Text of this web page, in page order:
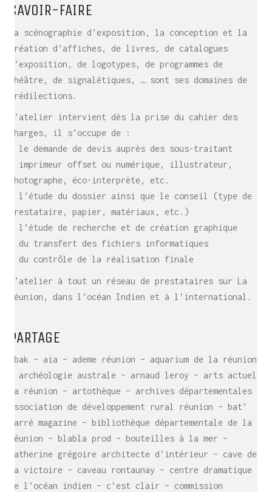
SAVOIR-FAIRE
La scénographie d’exposition, la conception et la
création d’affiches, de livres, de catalogues
d’exposition, de logotypes, de programmes de
théâtre, de signalétiques, … sont ses domaines de
prédilections.
L’atelier intervient dès la prise du cahier des
charges, il s’occupe de :
– le demande de devis auprès des sous-traitant
– imprimeur offset ou numérique, illustrateur,
photographe, éco-interprète, etc.
– l’étude du dossier ainsi que le conseil (type de
prestataire, papier, matériaux, etc.)
– l’étude de recherche et de création graphique
– du transfert des fichiers informatiques
– du contrôle de la réalisation finale
L’atelier à tout un réseau de prestataires sur La
Réunion, dans l’océan Indien et à l’international.
PARTAGE
abak – aia – ademe réunion – aquarium de la réunion
– archéologie australe – arnaud leroy – arts actuels
la réunion – artothèque – archives départementales –
association de développement rural réunion – bat’
carré magazine – bibliothèque départementale de la
réunion – blabla prod – bouteilles à la mer –
catherine grégoire architecte d’intérieur – cave de
la victoire – caveau rontaunay – centre dramatique
de l’océan indien – c’est clair – commission